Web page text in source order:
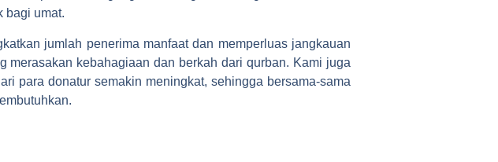
bagi umat.
jumlah penerima manfaat dan memperluas jangkauan
kebahagiaan dan berkah dari qurban. Kami juga
para donatur semakin meningkat, sehingga bersama-sama